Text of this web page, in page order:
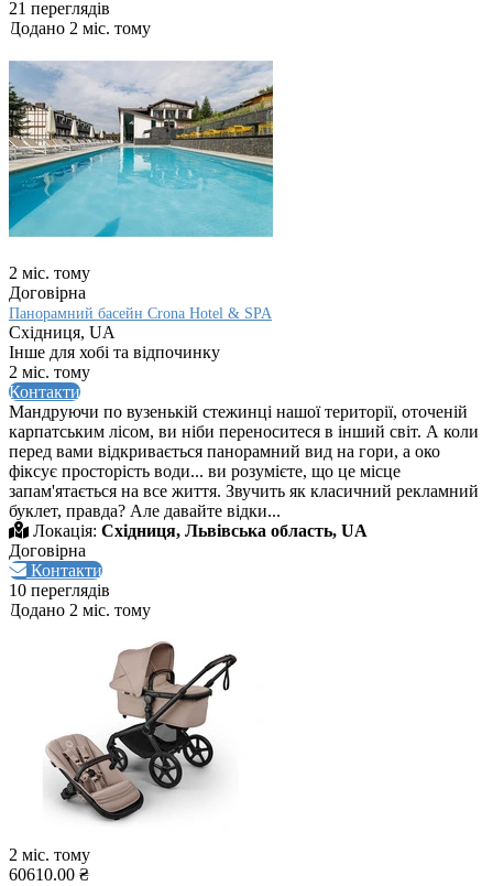
21 переглядів
Додано 2 міс. тому
2 міс. тому
Договірна
Панорамний басейн Crona Hotel & SPA
Східниця, UA
Інше для хобі та відпочинку
2 міс. тому
Контакти
Мандруючи по вузенькій стежинці нашої території, оточеній
карпатським лісом, ви ніби переноситеся в інший світ. А коли
перед вами відкривається панорамний вид на гори, а око
фіксує просторість води... ви розумієте, що це місце
запам'ятається на все життя. Звучить як класичний рекламний
буклет, правда? Але давайте відки...
Локація: Східниця, Львівська область, UA
Договірна
Контакти
10 переглядів
Додано 2 міс. тому
2 міс. тому
60610.00 ₴